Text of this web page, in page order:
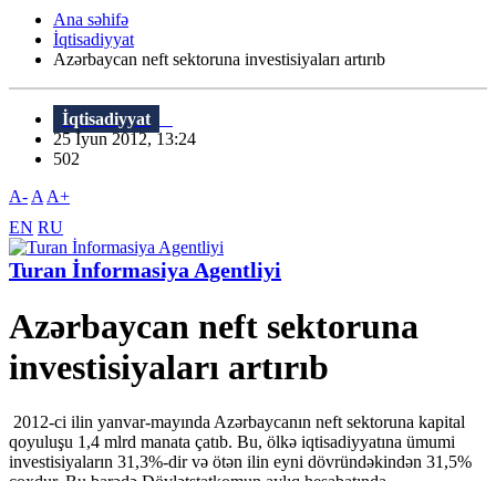
Ana səhifə
İqtisadiyyat
Azərbaycan neft sektoruna investisiyaları artırıb
İqtisadiyyat
25 İyun 2012, 13:24
502
A- A A+
EN RU
Turan İnformasiya Agentliyi
Azərbaycan neft sektoruna
investisiyaları artırıb
2012-ci ilin yanvar-mayında Azərbaycanın neft sektoruna kapital
qoyuluşu 1,4 mlrd manata çatıb. Bu, ölkə iqtisadiyyatına ümumi
investisiyaların 31,3%-dir və ötən ilin eyni dövründəkindən 31,5%